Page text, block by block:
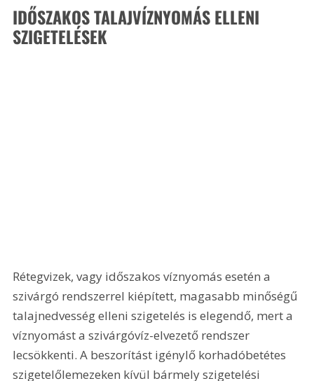
IDŐSZAKOS TALAJVÍZNYOMÁS ELLENI
SZIGETELÉSEK
Rétegvizek, vagy időszakos víznyomás esetén a
szivárgó rendszerrel kiépített, magasabb minőségű
talajnedvesség elleni szigetelés is elegendő, mert a
víznyomást a szivárgóvíz-elvezető rendszer
lecsökkenti. A beszorítást igénylő korhadóbetétes
szigetelőlemezeken kívül bármely szigetelési